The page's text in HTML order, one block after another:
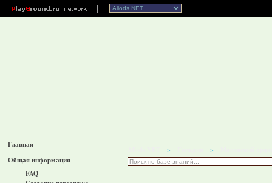
Главная
Общая информация
FAQ
> >